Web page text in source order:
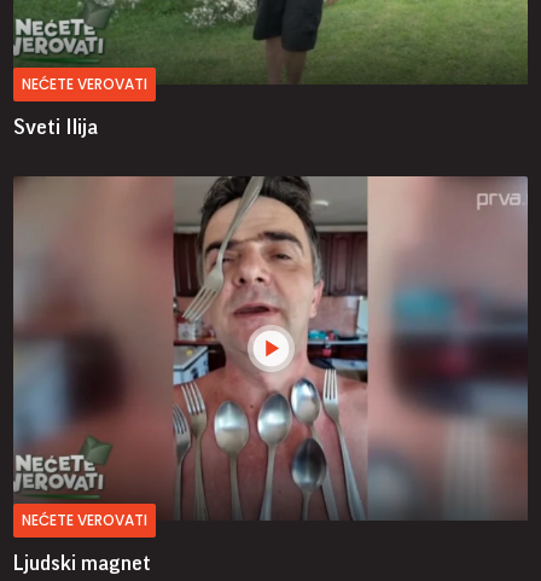
NEĆETE VEROVATI
Sveti Ilija
NEĆETE VEROVATI
Ljudski magnet